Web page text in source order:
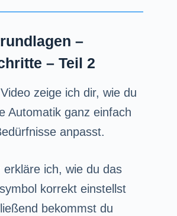
–
– Teil 2
zeige ich dir, wie du
Automatik ganz einfach
anpasst.
erkläre ich, wie du das
korrekt einstellst
bekommst du